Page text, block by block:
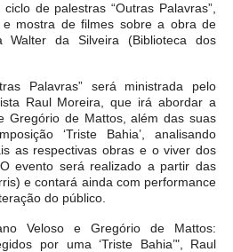
de palestras “Outras Palavras”,
e mostra de filmes sobre a obra de
Walter da Silveira (Biblioteca dos
Palavras” será ministrada pelo
Raul Moreira, que irá abordar a
Gregório de Mattos, além das suas
‘Triste Bahia’, analisando
as respectivas obras e o viver dos
evento será realizado a partir das
e contará ainda com performance
do público.
Veloso e Gregório de Mattos:
por uma ‘Triste Bahia’", Raul